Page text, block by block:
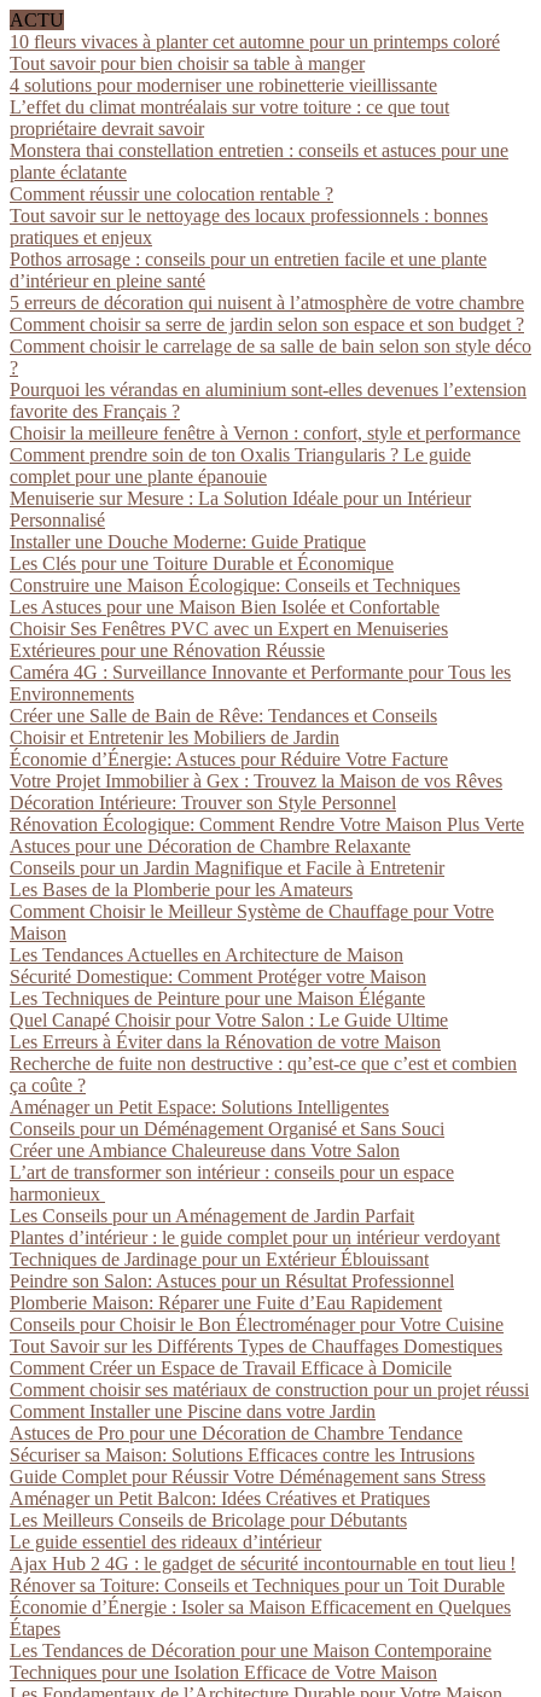
ACTU
10 fleurs vivaces à planter cet automne pour un printemps coloré
Tout savoir pour bien choisir sa table à manger
4 solutions pour moderniser une robinetterie vieillissante
L’effet du climat montréalais sur votre toiture : ce que tout
propriétaire devrait savoir
Monstera thai constellation entretien : conseils et astuces pour une
plante éclatante
Comment réussir une colocation rentable ?
Tout savoir sur le nettoyage des locaux professionnels : bonnes
pratiques et enjeux
Pothos arrosage : conseils pour un entretien facile et une plante
d’intérieur en pleine santé
5 erreurs de décoration qui nuisent à l’atmosphère de votre chambre
Comment choisir sa serre de jardin selon son espace et son budget ?
Comment choisir le carrelage de sa salle de bain selon son style déco
?
Pourquoi les vérandas en aluminium sont-elles devenues l’extension
favorite des Français ?
Choisir la meilleure fenêtre à Vernon : confort, style et performance
Comment prendre soin de ton Oxalis Triangularis ? Le guide
complet pour une plante épanouie
Menuiserie sur Mesure : La Solution Idéale pour un Intérieur
Personnalisé
Installer une Douche Moderne: Guide Pratique
Les Clés pour une Toiture Durable et Économique
Construire une Maison Écologique: Conseils et Techniques
Les Astuces pour une Maison Bien Isolée et Confortable
Choisir Ses Fenêtres PVC avec un Expert en Menuiseries
Extérieures pour une Rénovation Réussie
Caméra 4G : Surveillance Innovante et Performante pour Tous les
Environnements
Créer une Salle de Bain de Rêve: Tendances et Conseils
Choisir et Entretenir les Mobiliers de Jardin
Économie d’Énergie: Astuces pour Réduire Votre Facture
Votre Projet Immobilier à Gex : Trouvez la Maison de vos Rêves
Décoration Intérieure: Trouver son Style Personnel
Rénovation Écologique: Comment Rendre Votre Maison Plus Verte
Astuces pour une Décoration de Chambre Relaxante
Conseils pour un Jardin Magnifique et Facile à Entretenir
Les Bases de la Plomberie pour les Amateurs
Comment Choisir le Meilleur Système de Chauffage pour Votre
Maison
Les Tendances Actuelles en Architecture de Maison
Sécurité Domestique: Comment Protéger votre Maison
Les Techniques de Peinture pour une Maison Élégante
Quel Canapé Choisir pour Votre Salon : Le Guide Ultime
Les Erreurs à Éviter dans la Rénovation de votre Maison
Recherche de fuite non destructive : qu’est-ce que c’est et combien
ça coûte ?
Aménager un Petit Espace: Solutions Intelligentes
Conseils pour un Déménagement Organisé et Sans Souci
Créer une Ambiance Chaleureuse dans Votre Salon
L’art de transformer son intérieur : conseils pour un espace
harmonieux
Les Conseils pour un Aménagement de Jardin Parfait
Plantes d’intérieur : le guide complet pour un intérieur verdoyant
Techniques de Jardinage pour un Extérieur Éblouissant
Peindre son Salon: Astuces pour un Résultat Professionnel
Plomberie Maison: Réparer une Fuite d’Eau Rapidement
Conseils pour Choisir le Bon Électroménager pour Votre Cuisine
Tout Savoir sur les Différents Types de Chauffages Domestiques
Comment Créer un Espace de Travail Efficace à Domicile
Comment choisir ses matériaux de construction pour un projet réussi
Comment Installer une Piscine dans votre Jardin
Astuces de Pro pour une Décoration de Chambre Tendance
Sécuriser sa Maison: Solutions Efficaces contre les Intrusions
Guide Complet pour Réussir Votre Déménagement sans Stress
Aménager un Petit Balcon: Idées Créatives et Pratiques
Les Meilleurs Conseils de Bricolage pour Débutants
Le guide essentiel des rideaux d’intérieur
Ajax Hub 2 4G : le gadget de sécurité incontournable en tout lieu !
Rénover sa Toiture: Conseils et Techniques pour un Toit Durable
Économie d’Énergie : Isoler sa Maison Efficacement en Quelques
Étapes
Les Tendances de Décoration pour une Maison Contemporaine
Techniques pour une Isolation Efficace de Votre Maison